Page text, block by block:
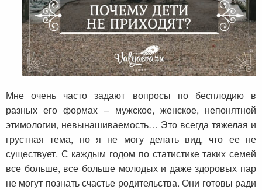
Мне очень часто задают вопросы по бесплодию в
разных его формах – мужское, женское, непонятной
этимологии, невынашиваемость… Это всегда тяжелая и
грустная тема, но я не могу делать вид, что ее не
существует. С каждым годом по статистике таких семей
все больше, все больше молодых и даже здоровых пар
не могут познать счастье родительства. Они готовы ради